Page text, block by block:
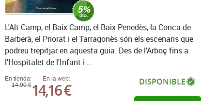
En tienda:
14,90 €
En la web:
14,16 € DISPONIBLE
L'Alt Camp, el Baix Camp, el Baix Penedès, la Conca de
Barberà, el Priorat i el Tarragonès són els escenaris que
podreu trepitjar en aquesta guia. Des de l'Arboç fins a
l'Hospitalet de l'Infant i ...